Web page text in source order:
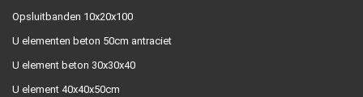
Opsluitbanden 10x20x100
U elementen beton 50cm antraciet
U element beton 30x30x40
U element 40x40x50cm